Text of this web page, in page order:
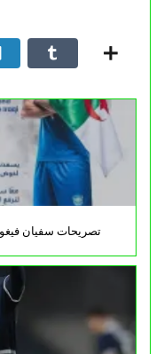
تصريحات سفيان